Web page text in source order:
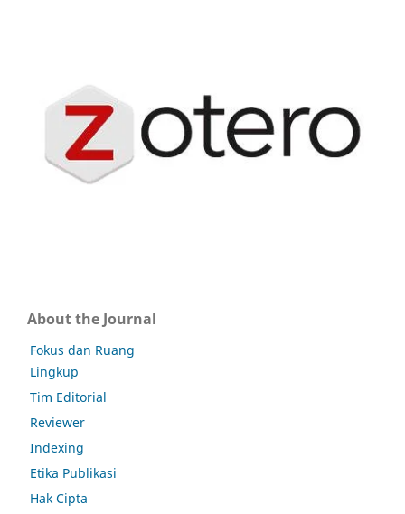
About the Journal
Fokus dan Ruang
Lingkup
Tim Editorial
Reviewer
Indexing
Etika Publikasi
Hak Cipta